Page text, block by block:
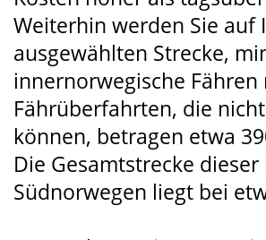
Weiterhin werden Sie auf
ausgewählten Strecke,
innernorwegische
Fährüberfahrten, die
können, betragen etwa
Die Gesamtstrecke
Südnorwegen liegt bei